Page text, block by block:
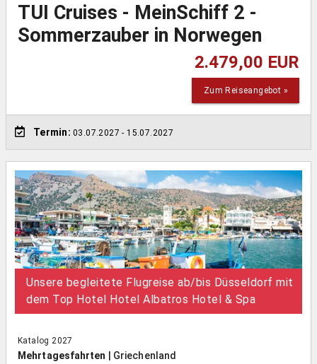
TUI Cruises - MeinSchiff 2 -
Sommerzauber in Norwegen
2.479,00 EUR
Zum Reiseangebot »
Termin: 03.07.2027- 15.07.2027
Unsere begleitete Flugreise ab/bis Düsseldorf mit
dem Top Hotel Hotel Albatros Hotel & Spa
Katalog 2027
Mehrtagesfahrten Griechenland